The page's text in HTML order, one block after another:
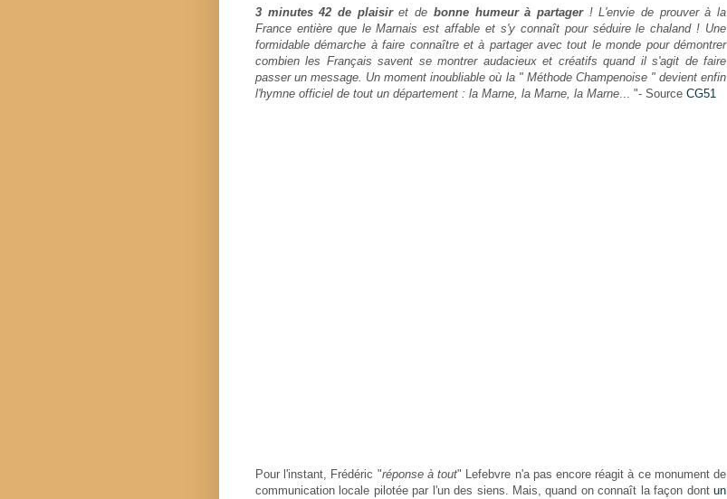
3 minutes 42 de plaisiret de bonne humeur à partager! L'envie de prouver à la
France entière que le Marnais est affable et s'y connaît pour séduire le chaland ! Une
formidable démarche à faire connaître et à partager avec tout le monde pour démontrer
combien les Français savent se montrer audacieux et créatifs quand il s'agit de faire
passer un message. Un moment inoubliable où la " Méthode Champenoise " devient enfin
l'hymne officiel de tout un département : la Marne, la Marne, la Marne... "- Source CG51
Pour l'instant, Frédéric "réponse à tout" Lefebvre n'a pas encore réagit à ce monument de
communication locale pilotée par l'un des siens. Mais, quand on connaît la façon dont un